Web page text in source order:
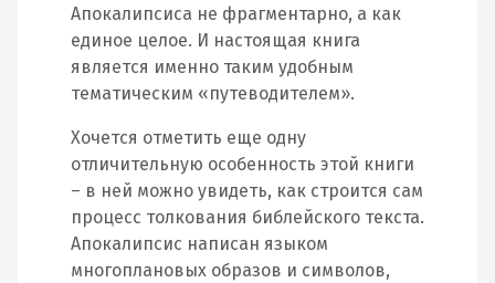
Апокалипсиса не фрагментарно, а как
единое целое. И настоящая книга
является именно таким удобным
тематическим «путеводителем».
Хочется отметить еще одну
отличительную особенность этой книги
– в ней можно увидеть, как строится сам
процесс толкования библейского текста.
Апокалипсис написан языком
многоплановых образов и символов,